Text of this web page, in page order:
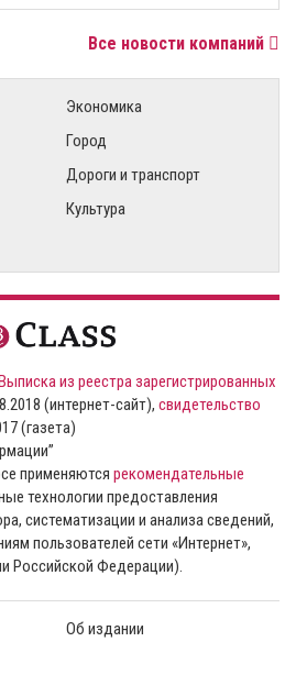
Все новости компаний
Экономика
Город
Дороги и транспорт
Культура
из реестра зарегистрированных
(интернет-сайт), свидетельство
(газета)
применяются рекомендательные
технологии предоставления
систематизации и анализа сведений,
пользователей сети «Интернет»,
Российской Федерации).
Об издании